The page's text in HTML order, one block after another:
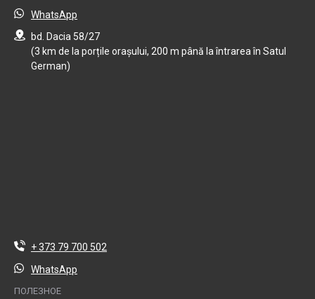
WhatsApp
bd. Dacia 58/27
(3 km de la porțile orașului, 200 m până la întrarea în Satul
German)
+ 373 79 700 502
WhatsApp
ПОЛЕЗНОЕ